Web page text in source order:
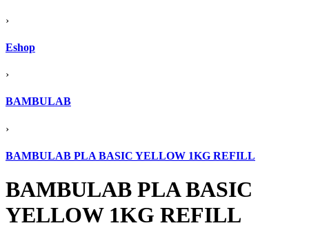
›
Eshop
›
BAMBULAB
›
BAMBULAB PLA BASIC YELLOW 1KG REFILL
BAMBULAB PLA BASIC
YELLOW 1KG REFILL